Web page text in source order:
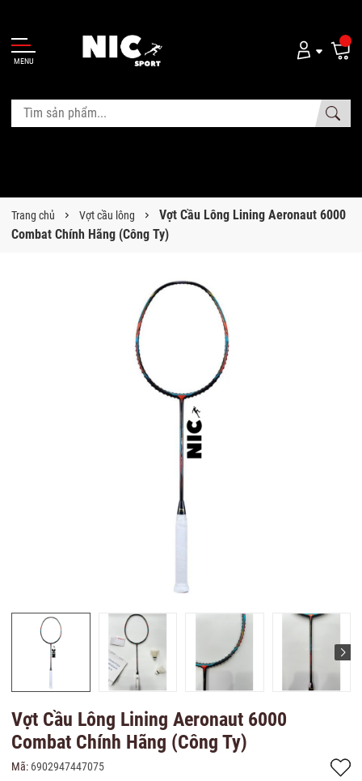
MENU
Trang chủ Vợt cầu lông
Vợt Cầu Lông Lining Aeronaut 6000
Combat Chính Hãng (Công Ty)
Vợt Cầu Lông Lining Aeronaut 6000
Combat Chính Hãng (Công Ty)
Mã: 6902947447075